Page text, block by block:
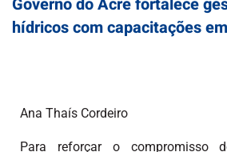
hídricos com capacitações
Ana Thaís Cordeiro
Para reforçar o compromisso